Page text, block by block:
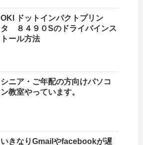
OKI ドットインパクトプリン
タ ８４９０Sのドライバインス
トール方法
シニア・ご年配の方向けパソコ
ン教室やっています。
いきなりGmailやfacebookが遅